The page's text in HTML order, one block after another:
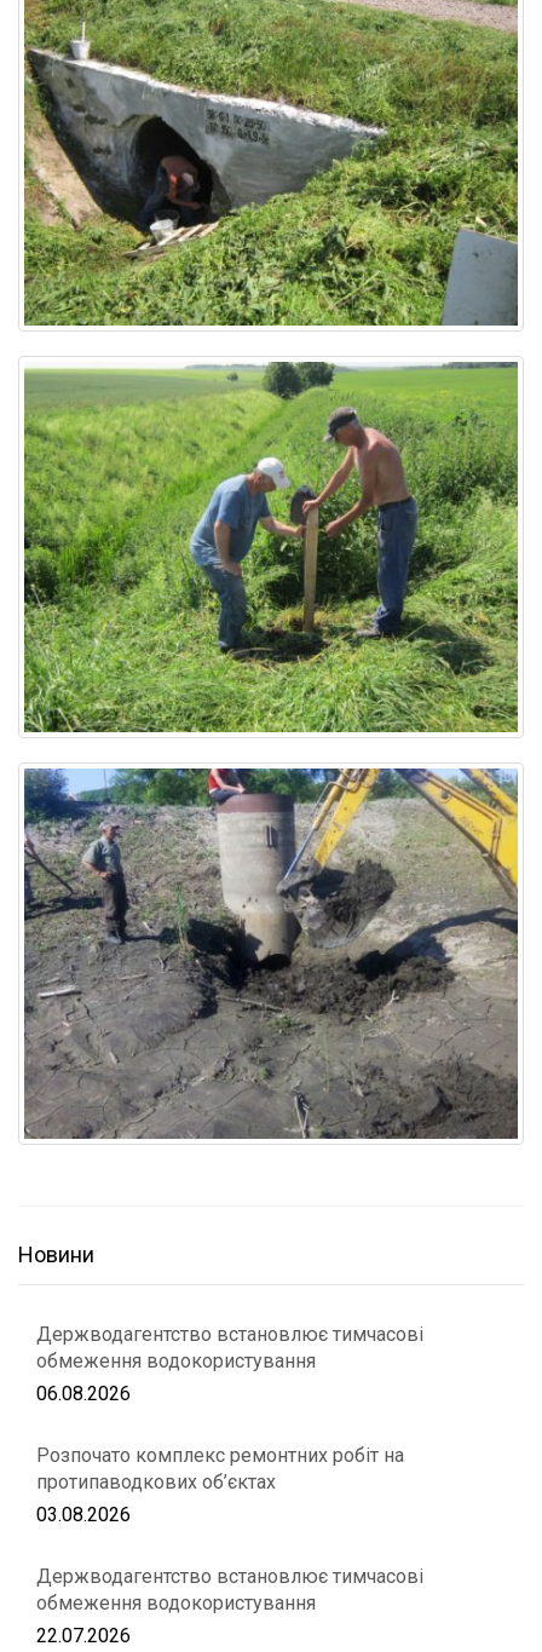
Новини
Держводагентство встановлює тимчасові
обмеження водокористування
06.08.2026
Розпочато комплекс ремонтних робіт на
протипаводкових об’єктах
03.08.2026
Держводагентство встановлює тимчасові
обмеження водокористування
22.07.2026